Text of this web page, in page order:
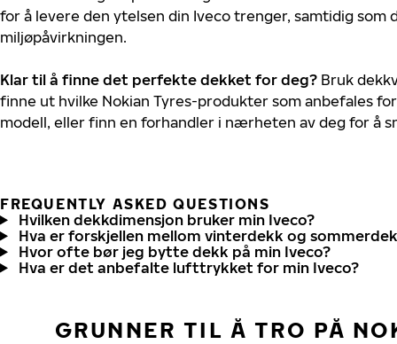
for å levere den ytelsen din Iveco trenger, samtidig som
miljøpåvirkningen.
Klar til å finne det perfekte dekket for deg? Bruk
finne ut hvilke Nokian Tyres-produkter som anbefales
modell, eller finn en forhandler i nærheten av deg for å
FREQUENTLY ASKED QUESTIONS
Hvilken dekkdimensjon bruker min Iveco?
Hva er forskjellen mellom vinterdekk og
Hvor ofte bør jeg bytte dekk på min Iveco?
Hva er det anbefalte lufttrykket for min Iveco?
GRUNNER TIL Å TRO PÅ